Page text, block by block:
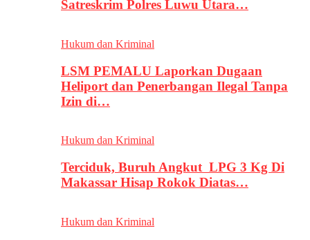
Satreskrim Polres Luwu Utara…
Hukum dan Kriminal
LSM PEMALU Laporkan Dugaan
Heliport dan Penerbangan Ilegal Tanpa
Izin di…
Hukum dan Kriminal
Terciduk, Buruh Angkut LPG 3 Kg Di
Makassar Hisap Rokok Diatas…
Hukum dan Kriminal